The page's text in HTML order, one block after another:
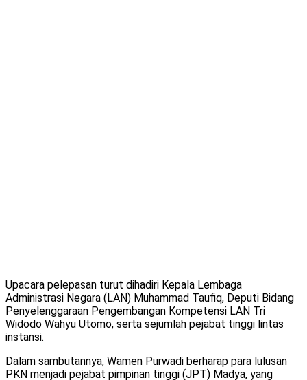
Upacara pelepasan turut dihadiri Kepala Lembaga
Administrasi Negara (LAN) Muhammad Taufiq, Deputi Bidang
Penyelenggaraan Pengembangan Kompetensi LAN Tri
Widodo Wahyu Utomo, serta sejumlah pejabat tinggi lintas
instansi.
Dalam sambutannya, Wamen Purwadi berharap para lulusan
PKN menjadi pejabat pimpinan tinggi (JPT) Madya, yang